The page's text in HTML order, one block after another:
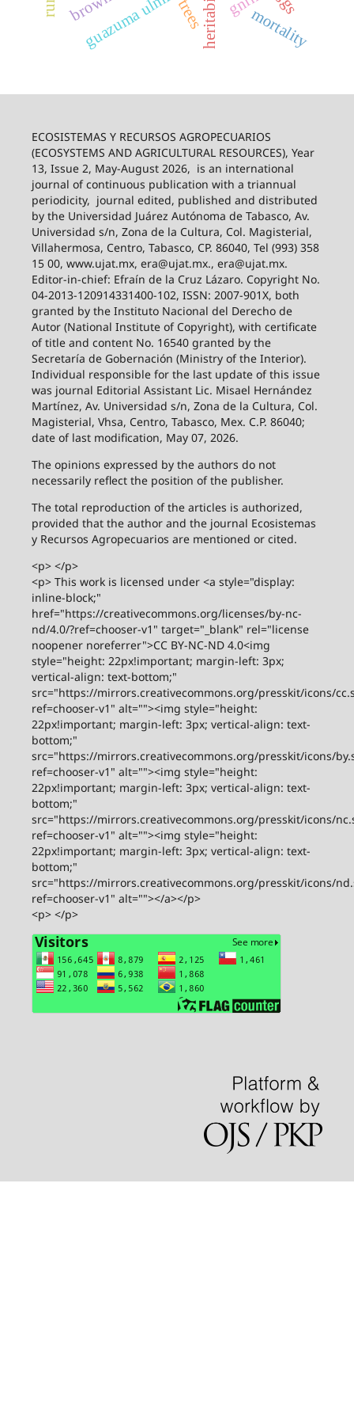
trees mortality
ECOSISTEMAS Y RECURSOS AGROPECUARIOS
(ECOSYSTEMS AND AGRICULTURAL RESOURCES), Year
13, Issue 2, May-August 2026, is an international
journal of continuous publication with a triannual
periodicity, journal edited, published and distributed
by the Universidad Juárez Autónoma de Tabasco, Av.
Universidad s/n, Zona de la Cultura, Col. Magisterial,
Villahermosa, Centro, Tabasco, CP. 86040, Tel (993) 358
15 00, www.ujat.mx, era@ujat.mx., era@ujat.mx.
Editor-in-chief: Efraín de la Cruz Lázaro. Copyright No.
04-2013-120914331400-102, ISSN: 2007-901X, both
granted by the Instituto Nacional del Derecho de
Autor (National Institute of Copyright), with certificate
of title and content No. 16540 granted by the
Secretaría de Gobernación (Ministry of the Interior).
Individual responsible for the last update of this issue
was journal Editorial Assistant Lic. Misael Hernández
Martínez, Av. Universidad s/n, Zona de la Cultura, Col.
Magisterial, Vhsa, Centro, Tabasco, Mex. C.P. 86040;
date of last modification, May 07, 2026.
The opinions expressed by the authors do not
necessarily reflect the position of the publisher.
The total reproduction of the articles is authorized,
provided that the author and the journal Ecosistemas
y Recursos Agropecuarios are mentioned or cited.
<p> </p>
<p> This work is licensed under <a style="display:
inline-block;"
href="https://creativecommons.org/licenses/by-nc-
nd/4.0/?ref=chooser-v1" target="_blank" rel="license
noopener noreferrer">CC BY-NC-ND 4.0<img
style="height: 22px!important; margin-left: 3px;
vertical-align: text-bottom;"
src="https://mirrors.creativecommons.org/presskit/icons/
ref=chooser-v1" alt=""><img style="height:
22px!important; margin-left: 3px; vertical-align: text-
bottom;"
src="https://mirrors.creativecommons.org/presskit/icons/
ref=chooser-v1" alt=""><img style="height:
22px!important; margin-left: 3px; vertical-align: text-
bottom;"
src="https://mirrors.creativecommons.org/presskit/icons/
ref=chooser-v1" alt=""><img style="height:
22px!important; margin-left: 3px; vertical-align: text-
bottom;"
src="https://mirrors.creativecommons.org/presskit/icons/
ref=chooser-v1" alt=""></a></p>
<p> </p>